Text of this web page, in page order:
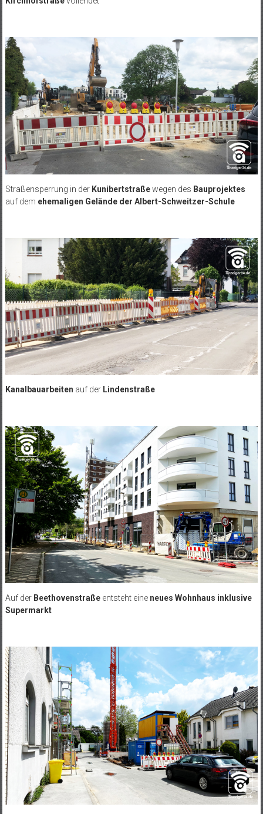
Straßensperrung in der Kunibertstraßewegen des Bauprojektes
auf dem ehemaligen Gelände der Albert-Schweitzer-Schule
Kanalbauarbeiten auf der Lindenstraße
Auf der Beethovenstraßeentsteht eine neues Wohnhaus inklusive
Supermarkt